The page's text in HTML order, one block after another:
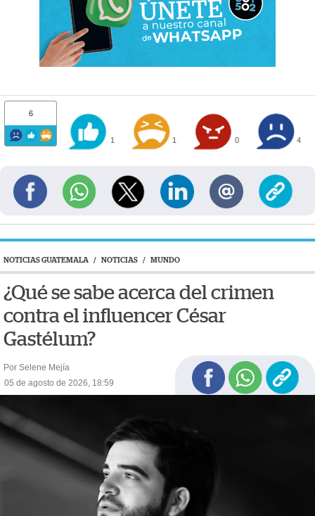
6
1 1 0 4
NOTICIAS GUATEMALA / NOTICIAS / MUNDO
¿Qué se sabe acerca del crimen
contra el influencer César
Gastélum?
Por Selene Mejía
05 de agosto de 2026, 18:59